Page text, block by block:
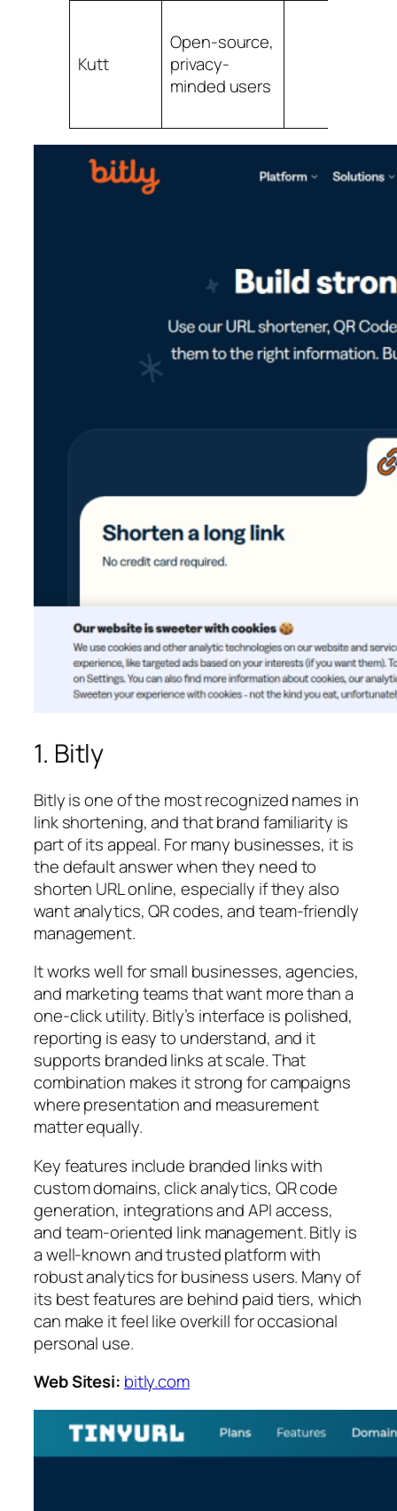
Kutt
Open-source,
privacy-
minded users
1. Bitly
Bitly is one of the most recognized names in
link shortening, and that brand familiarity is
part of its appeal. For many businesses, it is
the default answer when they need to
shorten URL online, especially if they also
want analytics, QR codes, and team-friendly
management.
It works well for small businesses, agencies,
and marketing teams that want more than a
one-click utility. Bitly’s interface is polished,
reporting is easy to understand, and it
supports branded links at scale. That
combination makes it strong for campaigns
where presentation and measurement
matter equally.
Key features include branded links with
custom domains, click analytics, QR code
generation, integrations and API access,
and team-oriented link management. Bitly is
a well-known and trusted platform with
robust analytics for business users. Many of
its best features are behind paid tiers, which
can make it feel like overkill for occasional
personal use.
Web Sitesi: bitly.com